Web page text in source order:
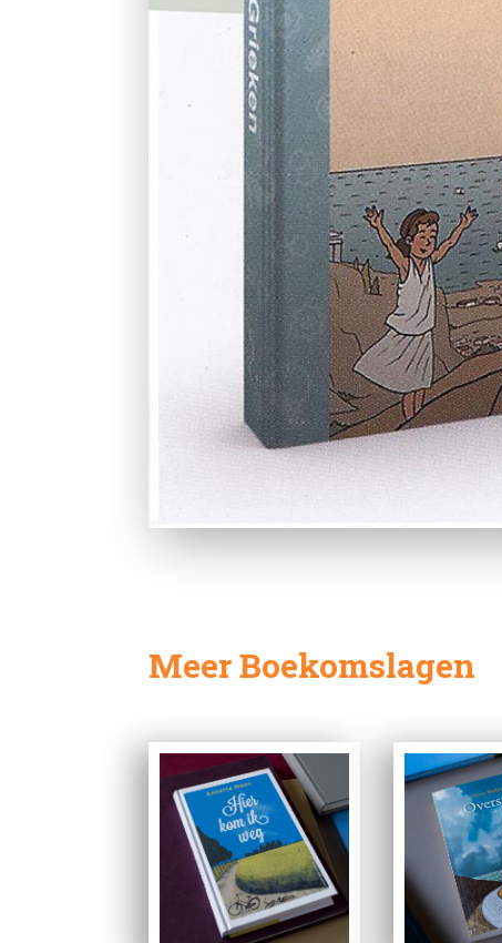
Meer Boekomslagen